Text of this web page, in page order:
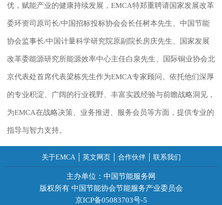
优，赋能产业的健康持续发展， EMCA特郑重聘请国家发展改革
委环资司原司长/中国招标投标协会会长任树本先生、 中国节能
协会监事长/中国计量科学研究院原副院长房庆先生、 国家发展
改革委能源研究所能源效率中心主任白泉先生、 国际铜业协会北
京代表处首席代表梁栋先生作为EMCA专家顾问。依托他们深厚
的专业积淀、广阔的行业视野、丰富实践经验与前瞻战略洞见，
为EMCA在战略决策、业务推进、服务会员等方面，提供专业的
指导与智力支持。
关于EMCA 英文网页 合作伙伴 联系我们
主办单位：中国节能服务网
版权所有 中国节能协会节能服务产业委员会
京ICP备05083703号-5